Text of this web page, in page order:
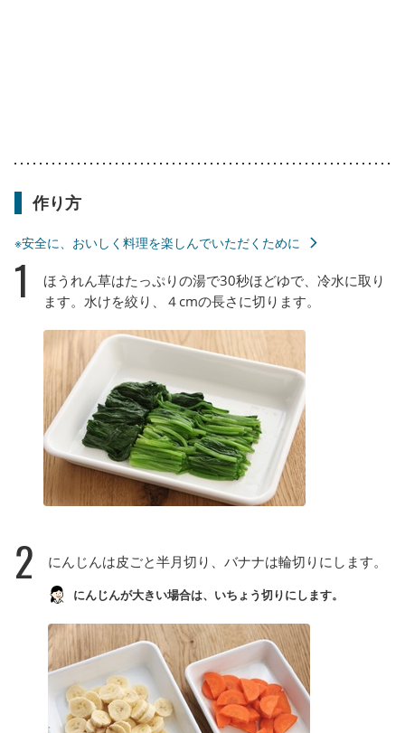
作り方
※安全に、おいしく料理を楽しんでいただくために
1
ほうれん草はたっぷりの湯で30秒ほどゆで、冷水に取り
ます。水けを絞り、４cmの長さに切ります。
2 にんじんは皮ごと半月切り、バナナは輪切りにします。
にんじんが大きい場合は、いちょう切りにします。